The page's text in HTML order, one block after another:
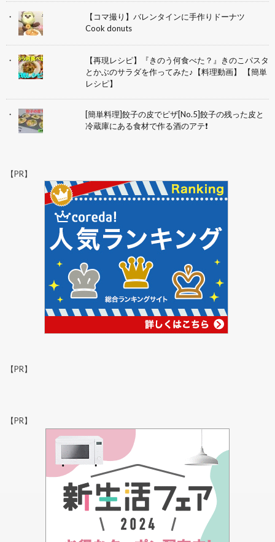
【コマ撮り】バレンタインに手作りドーナツ
Cook donuts
【再現レシピ】『きのう何食べた？』きのこパスタ
とかぶのサラダを作ってみた♪【料理動画】 【簡単
レシピ】
[簡単料理]餃子の皮でピザ[No.5]餃子の残った皮と
冷蔵庫にある食材で作る酒のアテ❗
【PR】
【PR】
【PR】